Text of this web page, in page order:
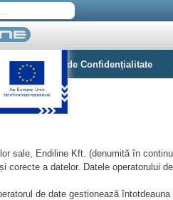
Politica de Confidențialitate
sale, Endiline Kft. (denumită în
corecte a datelor. Datele operatorului
de date gestionează